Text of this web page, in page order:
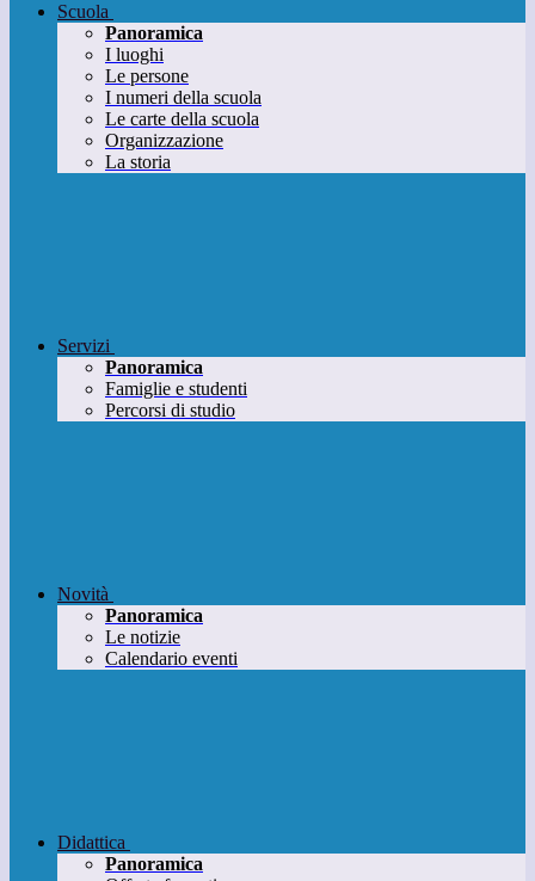
Scuola
Panoramica
I luoghi
Le persone
I numeri della scuola
Le carte della scuola
Organizzazione
La storia
Servizi
Panoramica
Famiglie e studenti
Percorsi di studio
Novità
Panoramica
Le notizie
Calendario eventi
Didattica
Panoramica